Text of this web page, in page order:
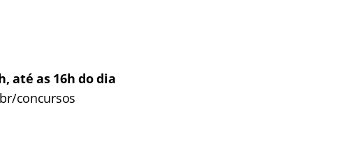
até as 16h do dia
concursos